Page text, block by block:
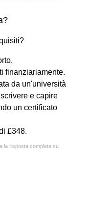
finanziariamente.
da un'università
e capire
un certificato
£348.
la risposta completa su